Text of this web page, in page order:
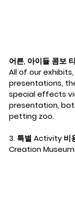
어른, 아이들 콤보
All of our
presentations,
special effects
presentation,
petting zoo.
3. 특별 Activity 비
Creation